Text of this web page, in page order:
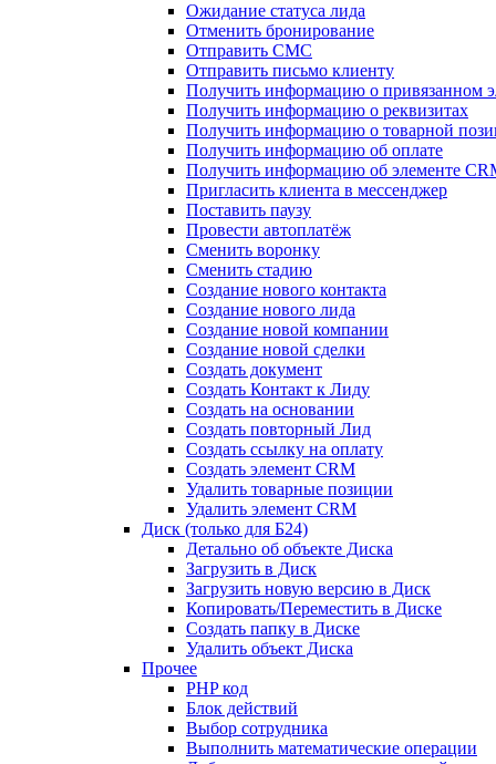
Ожидание статуса лида
Отменить бронирование
Отправить СМС
Отправить письмо клиенту
Получить информацию о привязанном
Получить информацию о реквизитах
Получить информацию о товарной
Получить информацию об оплате
Получить информацию об элементе
Пригласить клиента в мессенджер
Поставить паузу
Провести автоплатёж
Сменить воронку
Сменить стадию
Создание нового контакта
Создание нового лида
Создание новой компании
Создание новой сделки
Создать документ
Создать Контакт к Лиду
Создать на основании
Создать повторный Лид
Создать ссылку на оплату
Создать элемент CRM
Удалить товарные позиции
Удалить элемент CRM
Диск (только для Б24)
Детально об объекте Диска
Загрузить в Диск
Загрузить новую версию в Диск
Копировать/Переместить в Диске
Создать папку в Диске
Удалить объект Диска
Прочее
PHP код
Блок действий
Выбор сотрудника
Выполнить математические операции